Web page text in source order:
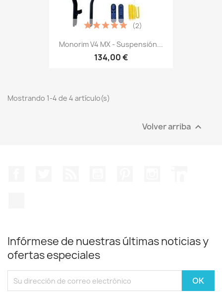
Monorim V4 MX - Suspensión...
134,00 €
(2)
Mostrando 1-4 de 4 artículo(s)
Volver arriba 
Infórmese de nuestras últimas noticias y
ofertas especiales